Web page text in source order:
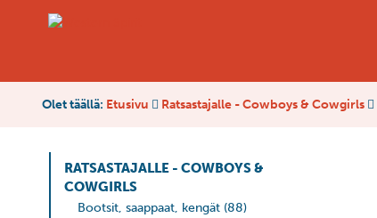
Olet täällä: Etusivu Ratsastajalle - Cowboys & Cowgirls
RATSASTAJALLE - COWBOYS &
COWGIRLS
Bootsit, saappaat, kengät (88)